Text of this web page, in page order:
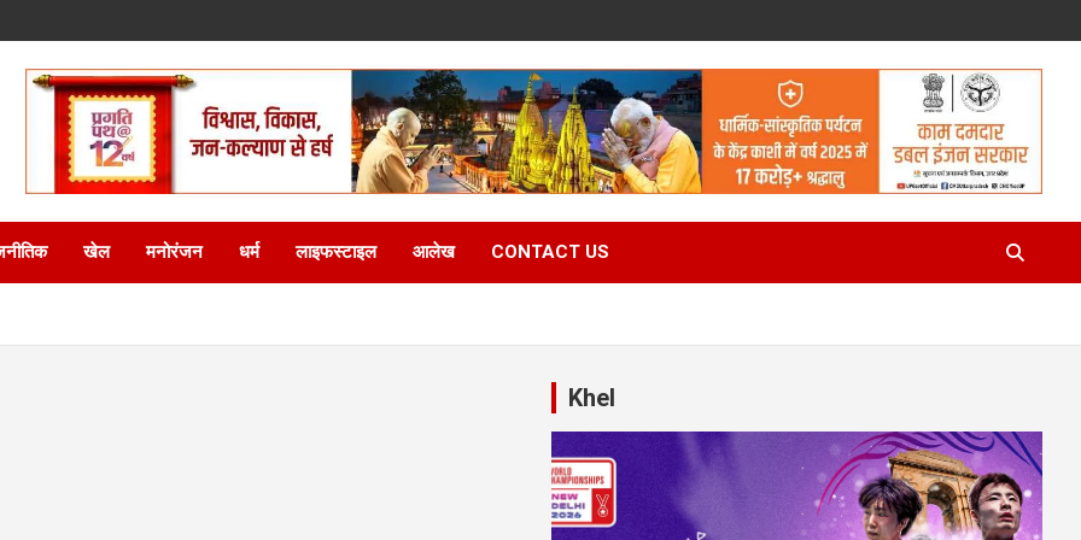
खेल मनोरंजन धर्म लाइफस्टाइल आलेख CONTACT US
Khel